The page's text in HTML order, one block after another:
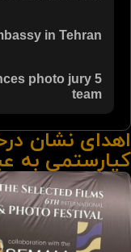
in Tehran!
photo jury
team
اهدای نشان
کیارستمی به